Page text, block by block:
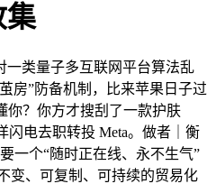
集
类量子多互联网平台算法乱
房”防备机制，比来苹果日子过
你？你方才搜刮了一款护肤
闪电去职转投 Meta。做者｜衡
一个“随时正在线、永不生气”
变、可复制、可持续的贸易化